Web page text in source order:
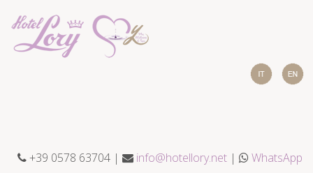
+39 0578 63704 | info@hotellory.net | WhatsApp